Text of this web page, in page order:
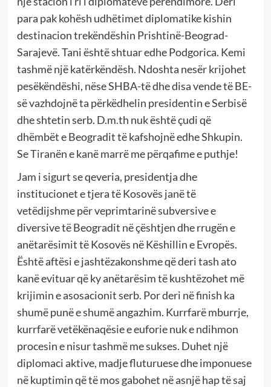
para pak kohësh udhëtimet diplomatike kishin
destinacion trekëndëshin Prishtinë-Beograd-
Sarajevë. Tani është shtuar edhe Podgorica. Kemi
tashmë një katërkëndësh. Ndoshta nesër krijohet
pesëkëndëshi, nëse SHBA-të dhe disa vende të BE-
së vazhdojnë ta përkëdhelin presidentin e Serbisë
dhe shtetin serb. D.m.th nuk është çudi që
dhëmbët e Beogradit të kafshojnë edhe Shkupin.
Se Tiranën e kanë marrë me përqafime e puthje!
Jam i sigurt se qeveria, presidentja dhe
institucionet e tjera të Kosovës janë të
vetëdijshme për veprimtarinë subversive e
diversive të Beogradit në çështjen dhe rrugën e
anëtarësimit të Kosovës në Këshillin e Evropës.
Është aftësi e jashtëzakonshme që deri tash ato
kanë evituar që ky anëtarësim të kushtëzohet më
krijimin e asosacionit serb. Por deri në finish ka
shumë punë e shumë angazhim. Kurrfarë mburrje,
kurrfarë vetëkënaqësie e euforie nuk e ndihmon
procesin e nisur tashmë me sukses. Duhet një
diplomaci aktive, madje fluturuese dhe imponuese
në kuptimin që të mos gabohet në asnjë hap të saj